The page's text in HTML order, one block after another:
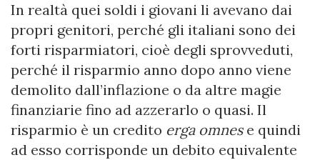
In realtà quei soldi i giovani li avevano dai
propri genitori, perché gli italiani sono dei
forti risparmiatori, cioè degli sprovveduti,
perché il risparmio anno dopo anno viene
demolito dall’inflazione o da altre magie
finanziarie fino ad azzerarlo o quasi. Il
risparmio è un credito erga omnese quindi
ad esso corrisponde un debito equivalente